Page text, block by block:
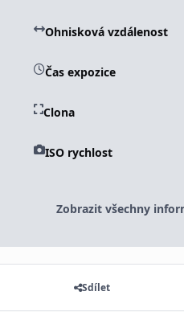
Ohnisková vzdálenost
Čas expozice
Clona
ISO rychlost
Zobrazit všechny
Sdílet